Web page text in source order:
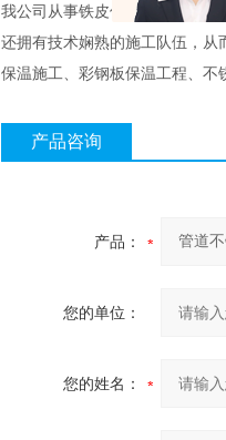
我公司从事铁皮保温施工工程多
还拥有技术娴熟的施工队伍，从
保温施工、彩钢板保温工程、不
产品咨询
产品：
您的单位：
您的姓名：